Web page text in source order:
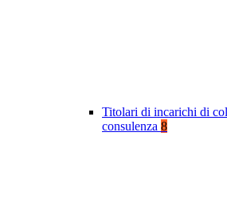
Titolari di incarichi di
consulenza 8